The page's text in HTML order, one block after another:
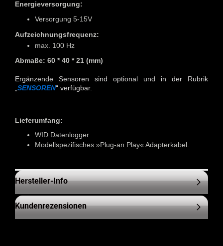
Energieversorgung:
Versorgung 5-15V
Aufzeichnungsfrequenz:
max. 100 Hz
Abmaße: 60 * 40 * 21 (mm)
Ergänzende Sensoren sind optional und in der Rubrik
SENSOREN“ verfügbar.
Lieferumfang:
WID Datenlogger
Modellspezifisches »Plug-an Play« Adapterkabel.
Hersteller-Info
Kundenrezensionen